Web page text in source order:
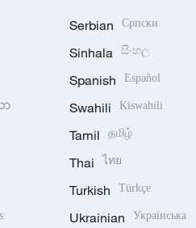
ာ
Serbian Српски
Sinhala සිංහල
Spanish Español
Swahili Kiswahili
Tamil தமிழ்
Thai ไทย
Turkish Türkçe
Ukrainian Українська